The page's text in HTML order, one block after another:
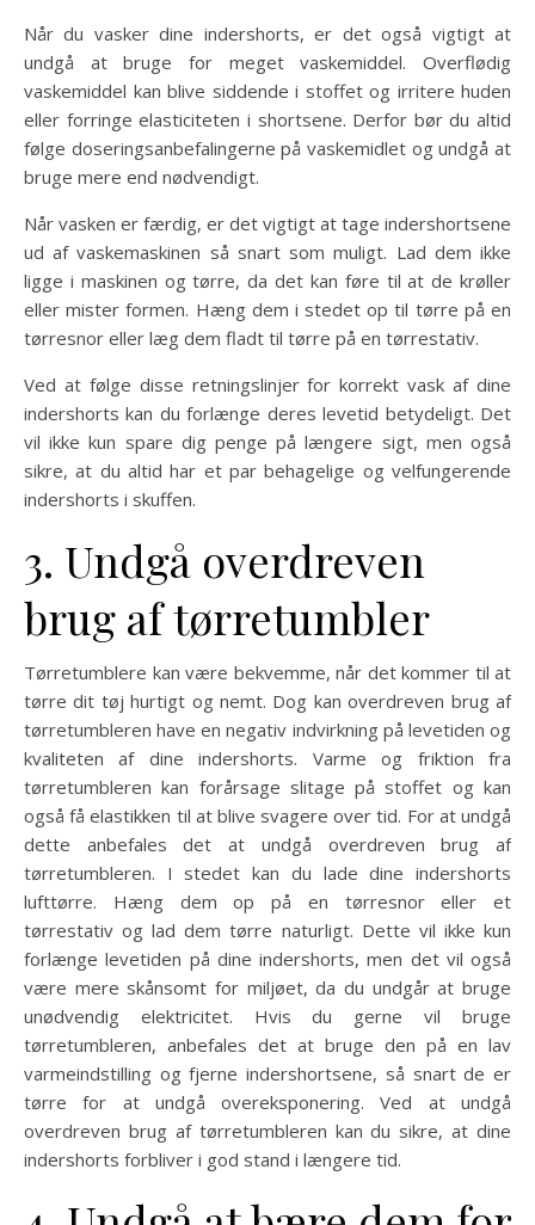
Når du vasker dine indershorts, er det også vigtigt at
undgå at bruge for meget vaskemiddel. Overflødig
vaskemiddel kan blive siddende i stoffet og irritere huden
eller forringe elasticiteten i shortsene. Derfor bør du altid
følge doseringsanbefalingerne på vaskemidlet og undgå at
bruge mere end nødvendigt.
Når vasken er færdig, er det vigtigt at tage indershortsene
ud af vaskemaskinen så snart som muligt. Lad dem ikke
ligge i maskinen og tørre, da det kan føre til at de krøller
eller mister formen. Hæng dem i stedet op til tørre på en
tørresnor eller læg dem fladt til tørre på en tørrestativ.
Ved at følge disse retningslinjer for korrekt vask af dine
indershorts kan du forlænge deres levetid betydeligt. Det
vil ikke kun spare dig penge på længere sigt, men også
sikre, at du altid har et par behagelige og velfungerende
indershorts i skuffen.
3. Undgå overdreven
brug af tørretumbler
Tørretumblere kan være bekvemme, når det kommer til at
tørre dit tøj hurtigt og nemt. Dog kan overdreven brug af
tørretumbleren have en negativ indvirkning på levetiden og
kvaliteten af dine indershorts. Varme og friktion fra
tørretumbleren kan forårsage slitage på stoffet og kan
også få elastikken til at blive svagere over tid. For at undgå
dette anbefales det at undgå overdreven brug af
tørretumbleren. I stedet kan du lade dine indershorts
lufttørre. Hæng dem op på en tørresnor eller et
tørrestativ og lad dem tørre naturligt. Dette vil ikke kun
forlænge levetiden på dine indershorts, men det vil også
være mere skånsomt for miljøet, da du undgår at bruge
unødvendig elektricitet. Hvis du gerne vil bruge
tørretumbleren, anbefales det at bruge den på en lav
varmeindstilling og fjerne indershortsene, så snart de er
tørre for at undgå overeksponering. Ved at undgå
overdreven brug af tørretumbleren kan du sikre, at dine
indershorts forbliver i god stand i længere tid.